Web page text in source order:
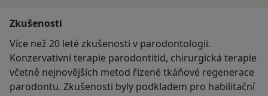
Zkušenosti
Více než 20 leté zkušenosti v parodontologii.
Konzervativní terapie parodontitid, chirurgická terapie
včetně nejnovějších metod řízené tkáňové regenerace
parodontu. Zkušenosti byly podkladem pro habilitační